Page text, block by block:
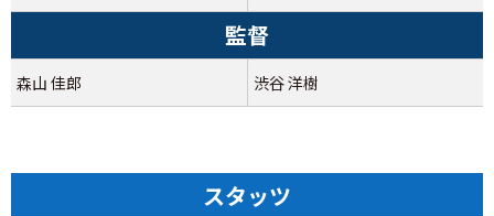
監督
森山 佳郎 渋谷 洋樹
スタッツ